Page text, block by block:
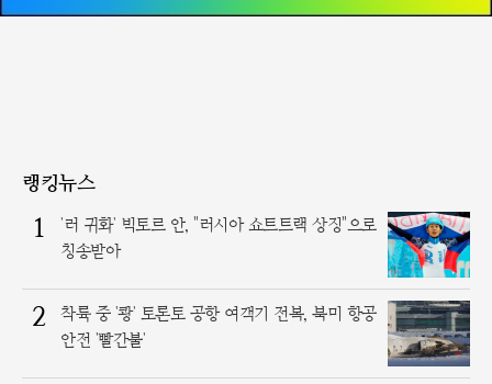
랭킹뉴스
1
'러 귀화' 빅토르 안, "러시아 쇼트트랙 상징"으로
칭송받아
2
착륙 중 '쾅' 토론토 공항 여객기 전복, 북미 항공
안전 '빨간불'